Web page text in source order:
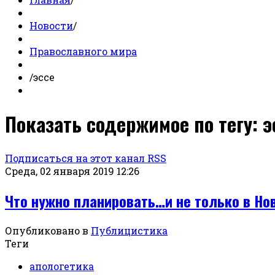
Новости/
Православного мира
/эссе
Показать содержимое по тегу:
Подписаться на этот канал RSS
Среда, 02 января 2019 12:26
Что нужно планировать…и не только в
Опубликовано в Публицистика
Теги
апологетика